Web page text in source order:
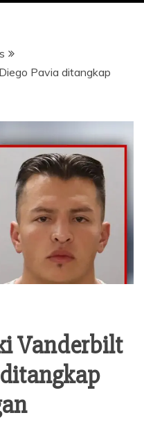
Pavia ditangkap
Vanderbilt